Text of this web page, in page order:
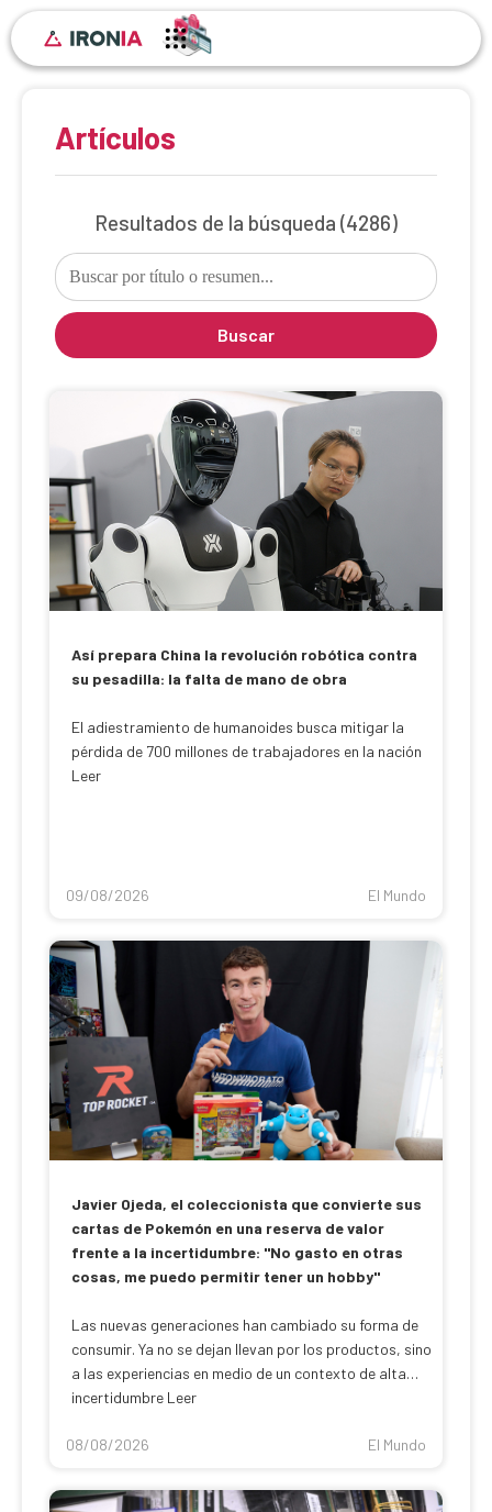
Artículos
Resultados de la búsqueda (4286)
Buscar
Así prepara China la revolución robótica contra
su pesadilla: la falta de mano de obra
El adiestramiento de humanoides busca mitigar la
pérdida de 700 millones de trabajadores en la nación
Leer
09/08/2026 El Mundo
Javier Ojeda, el coleccionista que convierte sus
cartas de Pokemón en una reserva de valor
frente a la incertidumbre: "No gasto en otras
cosas, me puedo permitir tener un hobby"
Las nuevas generaciones han cambiado su forma de
consumir. Ya no se dejan llevan por los productos, sino
a las experiencias en medio de un contexto de alta
incertidumbre Leer
08/08/2026 El Mundo